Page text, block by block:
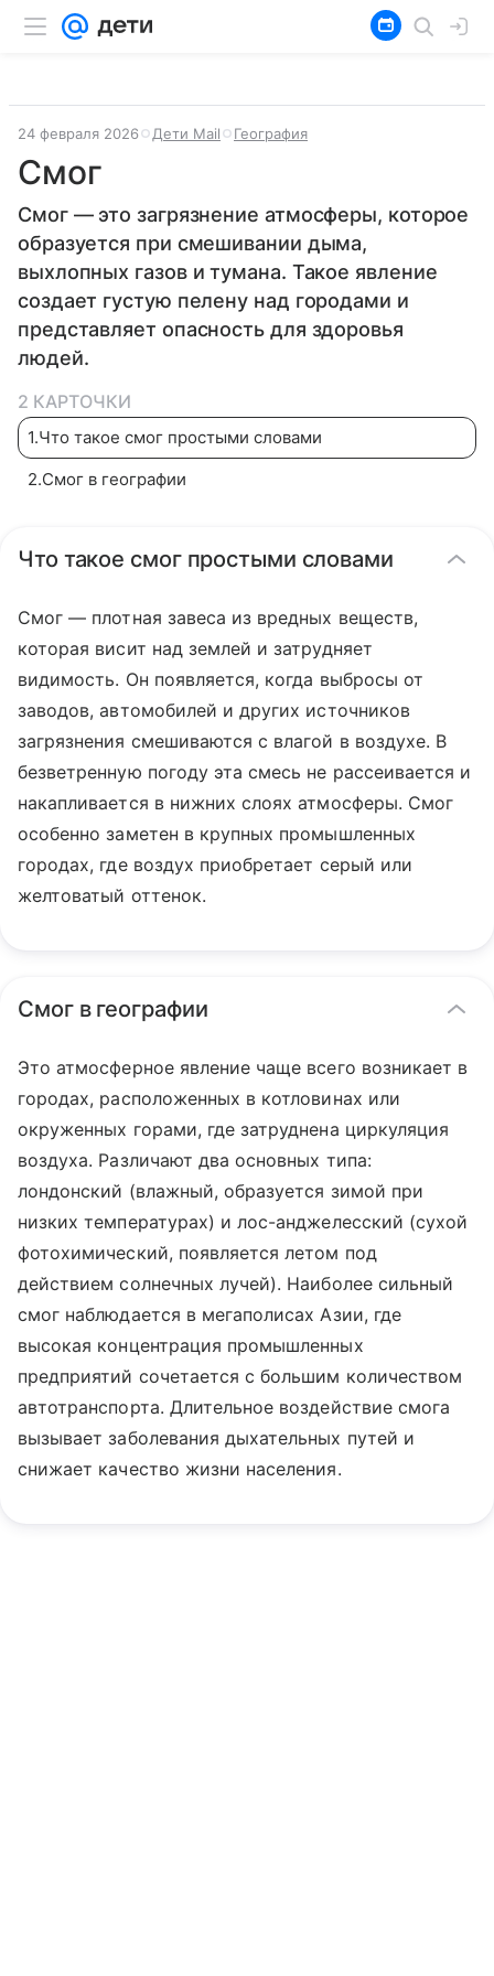
24 февраля 2026 Дети Mail География
Смог
Смог — это загрязнение атмосферы, которое
образуется при смешивании дыма,
выхлопных газов и тумана. Такое явление
создает густую пелену над городами и
представляет опасность для здоровья
людей.
2 КАРТОЧКИ
1.Что такое смог простыми словами
2.Смог в географии
Что такое смог простыми словами
Смог — плотная завеса из вредных веществ,
которая висит над землей и затрудняет
видимость. Он появляется, когда выбросы от
заводов, автомобилей и других источников
загрязнения смешиваются с влагой в воздухе. В
безветренную погоду эта смесь не рассеивается и
накапливается в нижних слоях атмосферы. Смог
особенно заметен в крупных промышленных
городах, где воздух приобретает серый или
желтоватый оттенок.
Смог в географии
Это атмосферное явление чаще всего возникает в
городах, расположенных в котловинах или
окруженных горами, где затруднена циркуляция
воздуха. Различают два основных типа:
лондонский (влажный, образуется зимой при
низких температурах) и лос-анджелесский (сухой
фотохимический, появляется летом под
действием солнечных лучей). Наиболее сильный
смог наблюдается в мегаполисах Азии, где
высокая концентрация промышленных
предприятий сочетается с большим количеством
автотранспорта. Длительное воздействие смога
вызывает заболевания дыхательных путей и
снижает качество жизни населения.